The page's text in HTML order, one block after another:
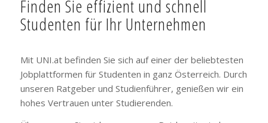
Finden Sie effizient und schnell
Studenten für Ihr Unternehmen
Mit UNI.at befinden Sie sich auf einer der beliebtesten
Jobplattformen für Studenten in ganz Österreich. Durch
unseren Ratgeber und Studienführer, genießen wir ein
hohes Vertrauen unter Studierenden.